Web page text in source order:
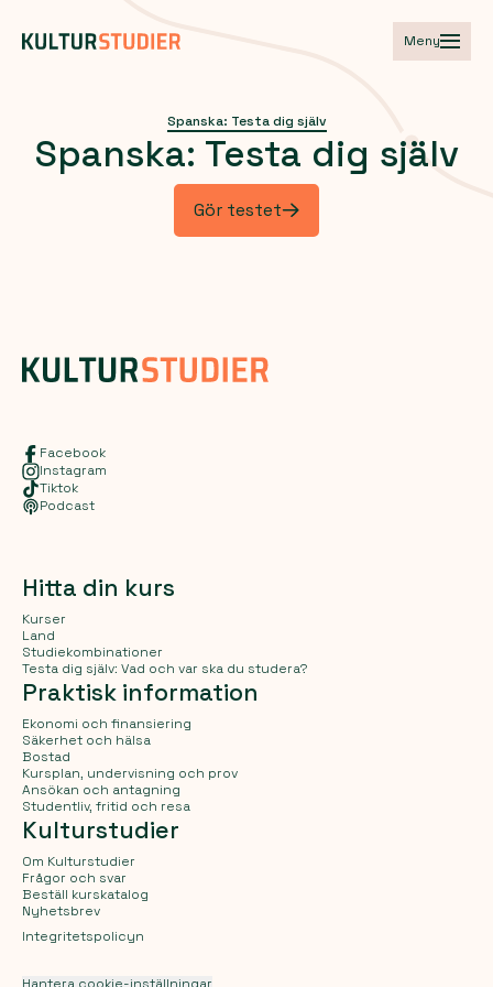
Meny
Spanska: Testa dig själv
Spanska: Testa dig själv
Gör testet
Facebook
Instagram
Tiktok
Podcast
Hitta din kurs
Kurser
Land
Studiekombinationer
Testa dig själv: Vad och var ska du studera?
Praktisk information
Ekonomi och finansiering
Säkerhet och hälsa
Bostad
Kursplan, undervisning och prov
Ansökan och antagning
Studentliv, fritid och resa
Kulturstudier
Om Kulturstudier
Frågor och svar
Beställ kurskatalog
Nyhetsbrev
Integritetspolicyn